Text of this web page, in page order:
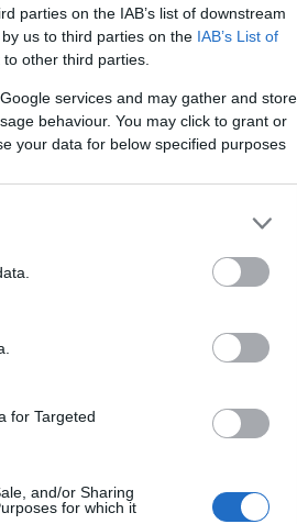
parties on the IAB’s list of downstream
us to third parties on the IAB’s List of
other third parties.
services and may gather and store
behaviour. You may click to grant or
your data for below specified purposes
for Targeted
and/or Sharing
for which it